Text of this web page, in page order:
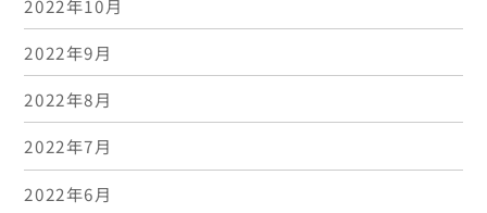
2022年10月
2022年9月
2022年8月
2022年7月
2022年6月